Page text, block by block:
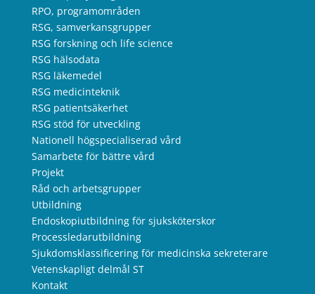
RPO, programområden
RSG, samverkansgrupper
RSG forskning och life science
RSG hälsodata
RSG läkemedel
RSG medicinteknik
RSG patientsäkerhet
RSG stöd för utveckling
Nationell högspecialiserad vård
Samarbete för bättre vård
Projekt
Råd och arbetsgrupper
Utbildning
Endoskopiutbildning för sjuksköterskor
Processledarutbildning
Sjukdomsklassificering för medicinska sekreterare
Vetenskapligt delmål ST
Kontakt